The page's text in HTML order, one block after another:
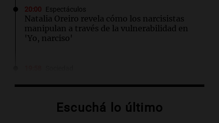
20:00 Espectáculos
Natalia Oreiro revela cómo los narcisistas
manipulan a través de la vulnerabilidad en
'Yo, narciso'
arrestada por el homicidio de Matías Álvarez
Escuchá lo último